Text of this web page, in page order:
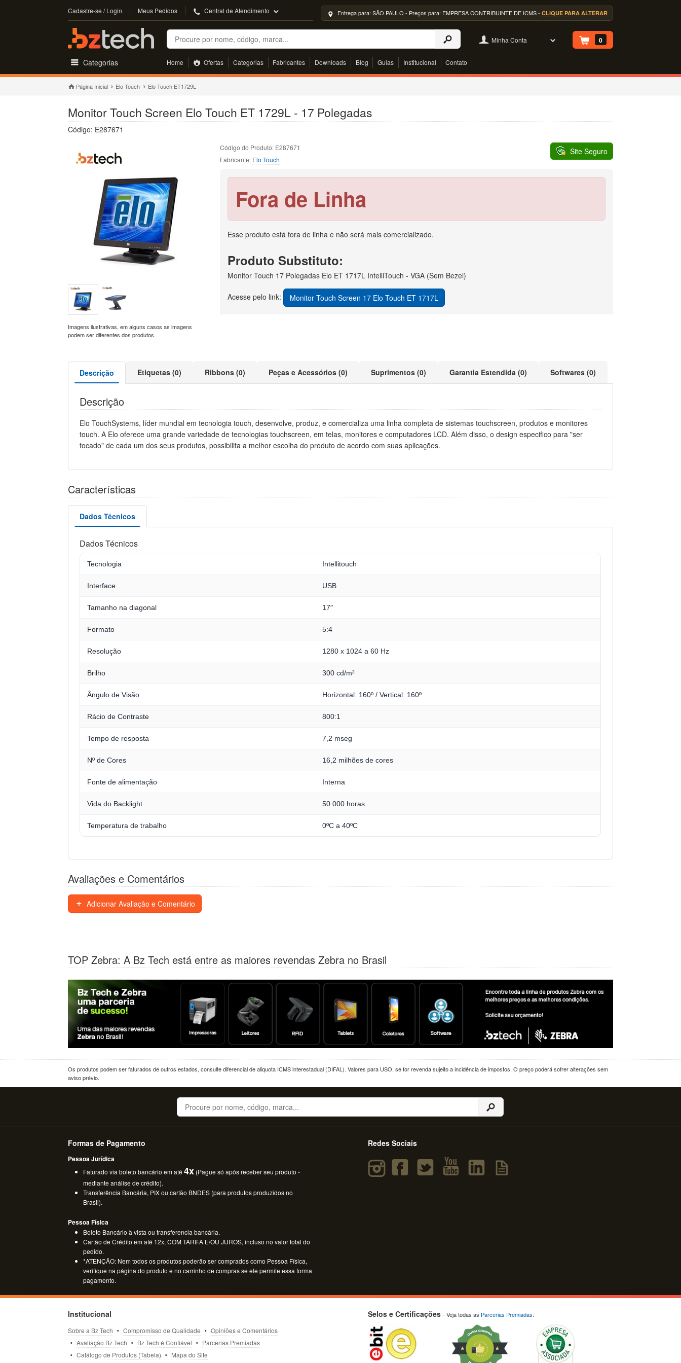
Cadastre-se / Login Meus Pedidos Central de Atendimento Entrega para: SÃO PAULO - Preços para: EMPRESA CONTRIBUINTE DE ICMS - CLIQUE PARA ALTERAR
Buscar
Minha Conta 0
Categorias Home Ofertas Categorias Fabricantes Downloads Blog Guias Institucional Contato
Página Inicial Elo Touch Elo Touch ET1729L
Monitor Touch Screen Elo Touch ET 1729L - 17 Polegadas
Código: E287671
Site Seguro
Imagens ilustrativas, em alguns casos as imagens
podem ser diferentes dos produtos.
Código do Produto: E287671
Fabricante: Elo Touch
Fora de Linha
Esse produto está fora de linha e não será mais comercializado.
Produto Substituto:
Monitor Touch 17 Polegadas Elo ET 1717L IntelliTouch - VGA (Sem Bezel)
Acesse pelo link: Monitor Touch Screen 17 Elo Touch ET 1717L
Descrição Etiquetas (0) Ribbons (0) Peças e Acessórios (0) Suprimentos (0) Garantia Estendida (0) Softwares (0)
Descrição
Elo TouchSystems, líder mundial em tecnologia touch, desenvolve, produz, e comercializa uma linha completa de sistemas touchscreen, produtos e monitores
touch. A Elo oferece uma grande variedade de tecnologias touchscreen, em telas, monitores e computadores LCD. Além disso, o design especifico para "ser
tocado" de cada um dos seus produtos, possibilita a melhor escolha do produto de acordo com suas aplicações.
Características
Dados Técnicos
Dados Técnicos
Tecnologia Intellitouch
Interface USB
Tamanho na diagonal 17″
Formato 5:4
Resolução 1280 x 1024 a 60 Hz
Brilho 300 cd/m²
Ângulo de Visão Horizontal: 160º / Vertical: 160º
Rácio de Contraste 800:1
Tempo de resposta 7,2 mseg
Nº de Cores 16,2 milhões de cores
Fonte de alimentação Interna
Vida do Backlight 50 000 horas
Temperatura de trabalho 0ºC a 40ºC
Avaliações e Comentários
Adicionar Avaliação e Comentário
TOP Zebra: A Bz Tech está entre as maiores revendas Zebra no Brasil
Os produtos podem ser faturados de outros estados, consulte diferencial de aliquota ICMS interestadual (DIFAL). Valores para USO, se for revenda sujeito a incidência de impostos. O preço poderá sofrer alterações sem
aviso prévio.
Buscar
Formas de Pagamento
Pessoa Jurídica
Faturado via boleto bancário em até4x (Pague só após receber seu produto -
mediante análise de crédito).
Transferência Bancária, PIX ou cartão BNDES (para produtos produzidos no
Brasil).
Pessoa Física
Boleto Bancário à vista ou transferencia bancária.
Cartão de Crédito em até 12x, COM TARIFA E/OU JUROS, incluso no valor total do
pedido.
*ATENÇÃO: Nem todos os produtos poderão ser comprados como Pessoa Física,
verifique na página do produto e no carrinho de compras se ele permite essa forma
pagamento.
Redes Sociais
Institucional
Sobre a Bz Tech Compromisso de Qualidade
Opiniões e Comentários
Avaliação Bz Tech
Bz Tech é Confiável
Parcerias Premiadas
Catálogo de Produtos (Tabela)
Mapa do Site
Selos e Certificações - Veja todas as Parcerias Premiadas.